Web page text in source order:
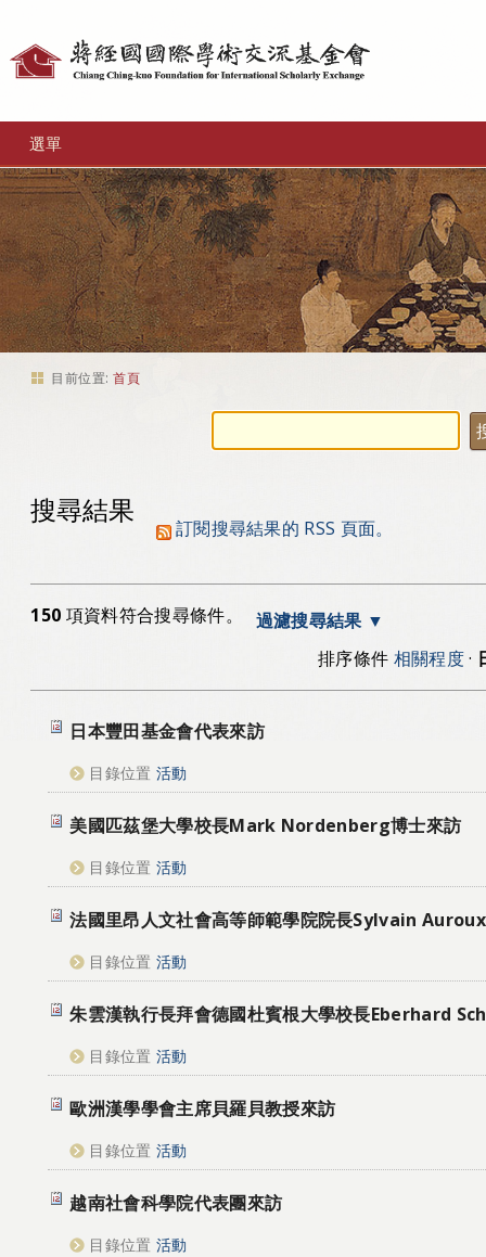
選單
目前位置: 首頁
搜尋結果
訂閱搜尋結果的 RSS 頁面。
150 項資料符合搜尋條件。
過濾搜尋結果
排序條件 相關程度·
日本豐田基金會代表來訪
目錄位置 活動
美國匹茲堡大學校長Mark Nordenberg博士來訪
目錄位置 活動
法國里昂人文社會高等師範學院院長Sylvain
目錄位置 活動
朱雲漢執行長拜會德國杜賓根大學校長Eberhard
目錄位置 活動
歐洲漢學學會主席貝羅貝教授來訪
目錄位置 活動
越南社會科學院代表團來訪
目錄位置 活動